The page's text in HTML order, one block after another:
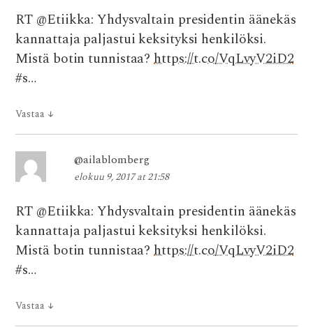
RT @Etiikka: Yhdysvaltain presidentin äänekäs
kannattaja paljastui keksityksi henkilöksi.
Mistä botin tunnistaa?https://t.co/VqLvyV2iD2
#s…
Vastaa ↓
@ailablomberg
elokuu 9, 2017 at 21:58
RT @Etiikka: Yhdysvaltain presidentin äänekäs
kannattaja paljastui keksityksi henkilöksi.
Mistä botin tunnistaa?https://t.co/VqLvyV2iD2
#s…
Vastaa ↓